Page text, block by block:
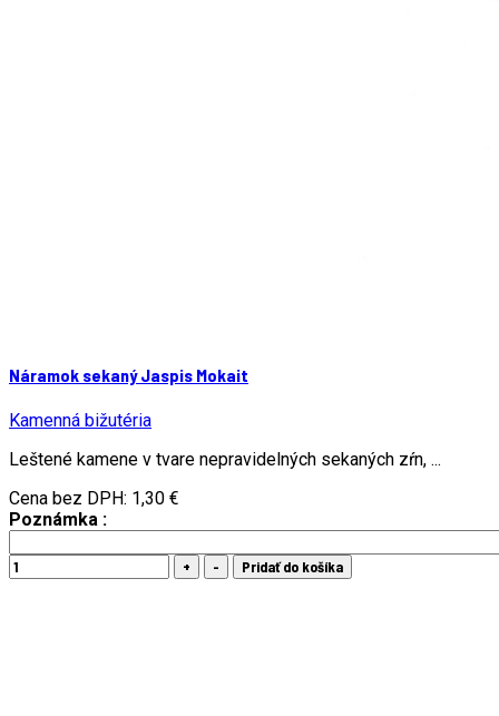
Náramok sekaný Jaspis Mokait
Kamenná bižutéria
Leštené kamene v tvare nepravidelných sekaných zŕn, ...
Cena bez DPH: 1,30 €
Poznámka :